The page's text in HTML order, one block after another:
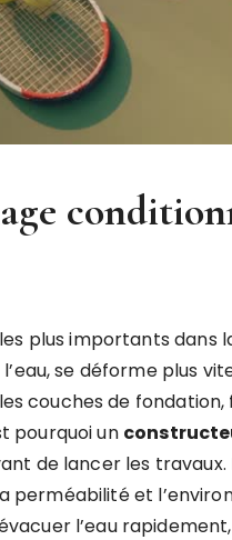
plus importants dans
se déforme plus
couches de
pourquoi un
de lancer les
perméabilité et
l’eau